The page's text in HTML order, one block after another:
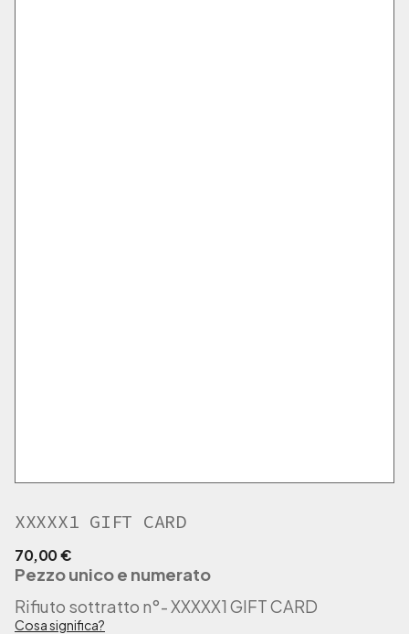
XXXXX1 GIFT CARD
70,00€
Pezzo unico e numerato
Rifiuto sottratto n°- XXXXX1 GIFT CARD
Cosa significa?